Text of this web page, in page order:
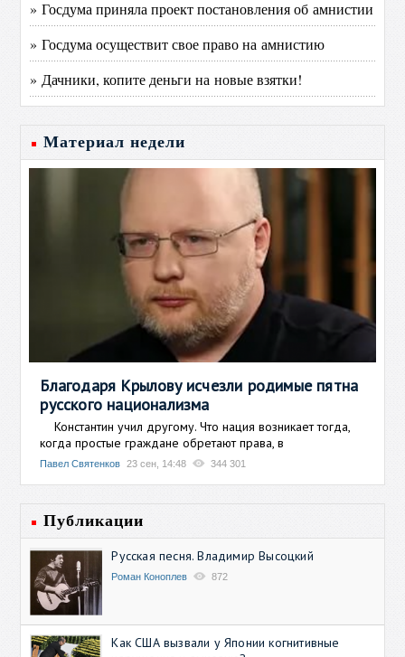
» Госдума приняла проект постановления об амнистии
» Госдума осуществит свое право на амнистию
» Дачники, копите деньги на новые взятки!
Материал недели
Благодаря Крылову исчезли родимые пятна
русского национализма
Константин учил другому. Что нация возникает тогда,
когда простые граждане обретают права, в
Павел Святенков 23 сен, 14:48 344 301
Публикации
Русская песня. Владимир Высоцкий
Роман Коноплев 872
Как США вызвали у Японии когнитивные